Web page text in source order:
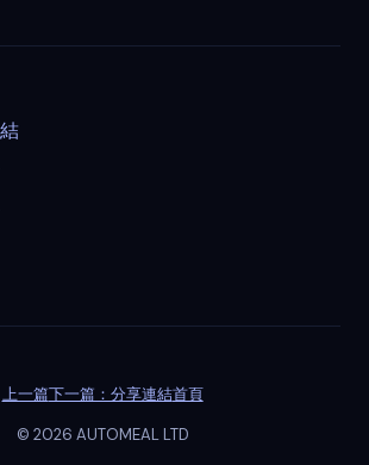
上一篇下一篇：分享連結首頁
© 2026 AUTOMEAL LTD